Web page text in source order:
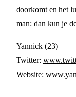
doorkomt en het
man: dan kun je
Yannick (23)
Twitter:
Website: